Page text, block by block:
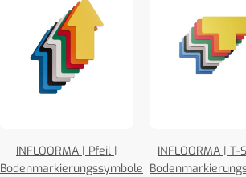
INFLOORMA | Pfeil |
Bodenmarkierungssymbole
INFLOORMA | T-